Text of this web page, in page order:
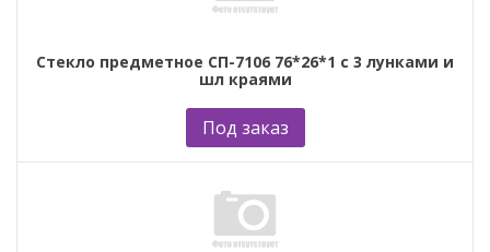
Стекло предметное СП-7106 76*26*1 с 3 лунками и
шл краями
Под заказ